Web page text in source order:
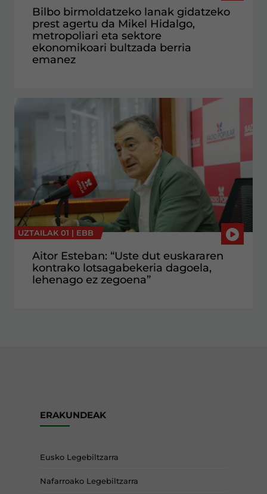
Bilbo birmoldatzeko lanak gidatzeko
prest agertu da Mikel Hidalgo,
metropoliari eta sektore
ekonomikoari bultzada berria
emanez
UZTAILAK 01 | EBB
Aitor Esteban: “Uste dut euskararen
kontrako lotsagabekeria dagoela,
lehenago ez zegoena”
ERAKUNDEAK
Eusko Legebiltzarra
Nafarroako Legebiltzarra